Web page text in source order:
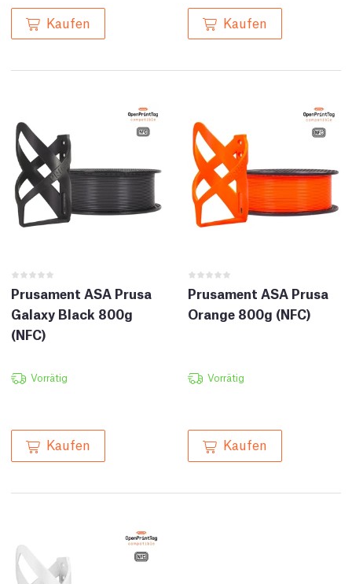
Kaufen Kaufen
Prusament ASA Prusa
Galaxy Black 800g
(NFC)
Vorrätig
Kaufen
Prusament ASA Prusa
Orange 800g (NFC)
Vorrätig
Kaufen